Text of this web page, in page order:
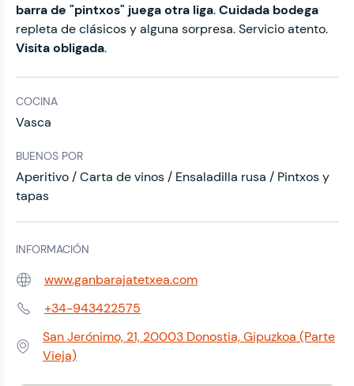
barra de "pintxos" juega otra liga.Cuidada bodega
repleta de clásicos y alguna sorpresa. Servicio atento.
Visita obligada.
COCINA
Vasca
BUENOS POR
Aperitivo / Carta de vinos / Ensaladilla rusa / Pintxos y
tapas
INFORMACIÓN
Web: www.ganbarajatetxea.com
Teléfono:+34-943422575
Dirección:
San Jerónimo, 21, 20003 Donostia, Gipuzkoa (Parte
Vieja)